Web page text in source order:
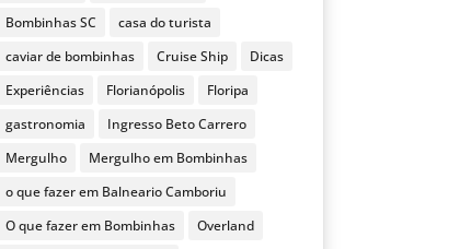
Bombinhas SC
casa do turista
caviar de bombinhas
Cruise Ship
Dicas
Experiências
Florianópolis
Floripa
gastronomia
Ingresso Beto Carrero
Mergulho
Mergulho em Bombinhas
o que fazer em Balneario Camboriu
O que fazer em Bombinhas
Overland